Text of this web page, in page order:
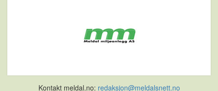
Kontakt meldal.no: redaksjon@meldalsnett.no